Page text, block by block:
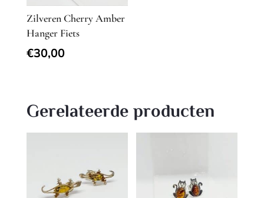
Zilveren Cherry Amber
Hanger Fiets
€30,00
Gerelateerde producten